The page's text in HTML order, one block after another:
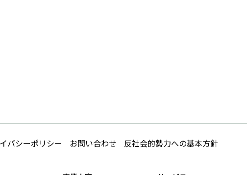
バシーポリシー お問い合わせ 反社会的勢力への基本方針